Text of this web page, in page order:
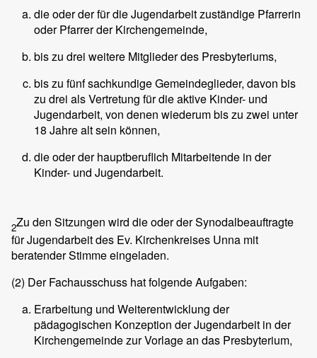
die oder der für die Jugendarbeit zuständige Pfarrerin
oder Pfarrer der Kirchengemeinde,
bis zu drei weitere Mitglieder des Presbyteriums,
bis zu fünf sachkundige Gemeindeglieder, davon bis
zu drei als Vertretung für die aktive Kinder- und
Jugendarbeit, von denen wiederum bis zu zwei unter
18 Jahre alt sein können,
die oder der hauptberuflich Mitarbeitende in der
Kinder- und Jugendarbeit.
2Zu den Sitzungen wird die oder der Synodalbeauftragte
für Jugendarbeit des Ev. Kirchenkreises Unna mit
beratender Stimme eingeladen.
(2) Der Fachausschuss hat folgende Aufgaben:
Erarbeitung und Weiterentwicklung der
pädagogischen Konzeption der Jugendarbeit in der
Kirchengemeinde zur Vorlage an das Presbyterium,